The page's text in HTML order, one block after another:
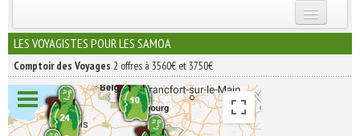
INSCRIVEZ-VOUS | ABONNEZ-VOUS
LES VOYAGISTES POUR LES SAMOA
Comptoir des Voyages 2 offres à 3560€ et 3750€